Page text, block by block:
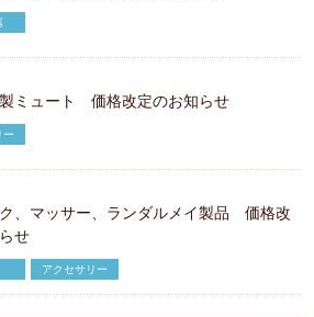
ミュート 価格改定のお知らせ
ー
、マッサー、ランダルメイ製品 価格改
せ
アクセサリー